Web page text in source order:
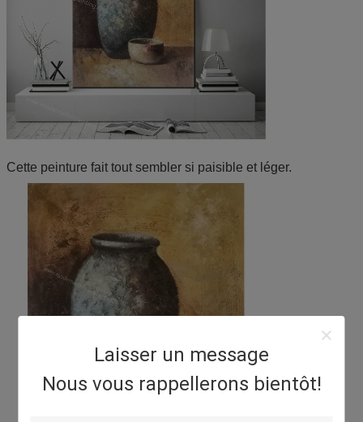
Laisser un message
Nous vous rappellerons bientôt!
Cette peinture fait tout sembler si paisible et léger.